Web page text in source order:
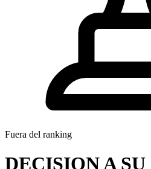
Fuera del ranking
DECISION A